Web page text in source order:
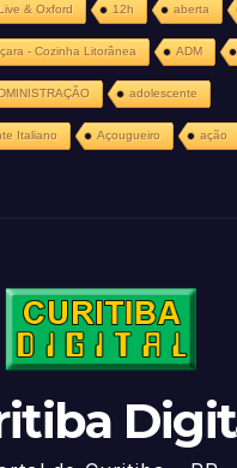
& Oxford 12h aberta
- Cozinha Litorânea ADM
adolescente
Italiano Açougueiro ação